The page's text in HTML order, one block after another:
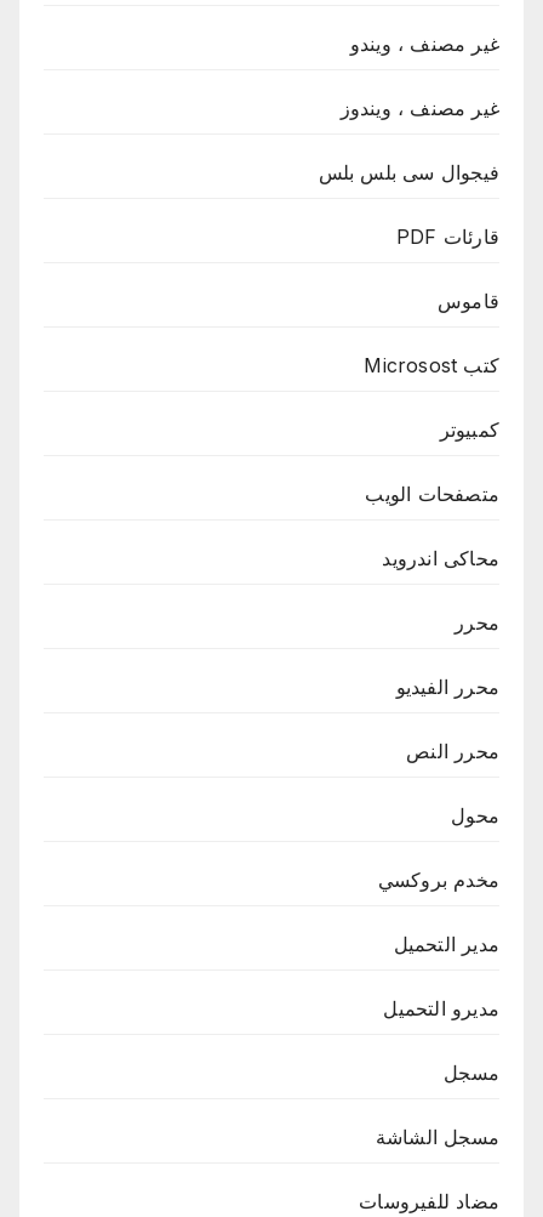
غير مصنف ، ويندو
غير مصنف ، ويندوز
فيجوال سى بلس بلس
قارئات PDF
قاموس
كتب Microsost
كمبيوتر
متصفحات الويب
محاكى اندرويد
محرر
محرر الفيديو
محرر النص
محول
مخدم بروكسي
مدير التحميل
مديرو التحميل
مسجل
مسجل الشاشة
مضاد للفيروسات